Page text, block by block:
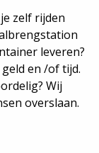
zelf rijden
leveren?
en /of tijd.
Wij
overslaan.